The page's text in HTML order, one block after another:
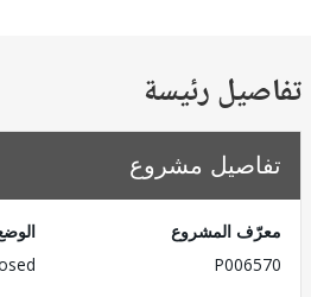
رئيسة
مشروع
المشروع